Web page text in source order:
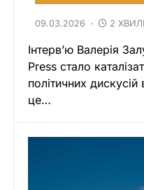
09.03.2026 2
Інтерв’ю Валерія
Press стало
політичних
це…